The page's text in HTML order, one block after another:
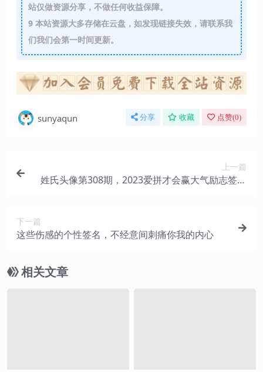
站仅做资源分享，不做任何收益保障。
9本站资源大多存储在云盘，如发现链接失效，请联系我
们我们会第一时间更新。
sunyaqun 分享 收藏 点赞(0)
上一篇
姓氏头像第308期，2023爱拼才会赢大气励志签名
下一篇
这些伤感的个性签名，不经意间刺痛你我的内心
相关文章